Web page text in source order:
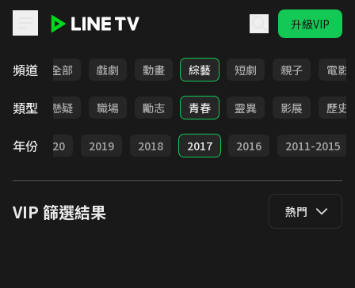
升級VIP
頻道 全部 戲劇 動畫 綜藝 短劇 親子 電影
類型
犯罪 懸疑 職場 勵志 青春 靈異 影展 歷史
年份 2020 2019 2018 2017 2016 2011-2015
VIP 篩選結果 熱門